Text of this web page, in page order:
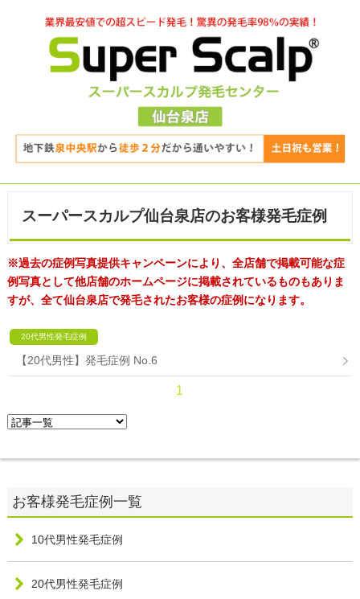
スーパースカルプ仙台泉店のお客様発毛症例
※過去の症例写真提供キャンペーンにより、全店舗で掲載可能な症
例写真として他店舗のホームページに掲載されているものもありま
すが、全て仙台泉店で発毛されたお客様の症例になります。
20代男性発毛症例
【20代男性】発毛症例 No.6
1
10代男性発毛症例
20代男性発毛症例